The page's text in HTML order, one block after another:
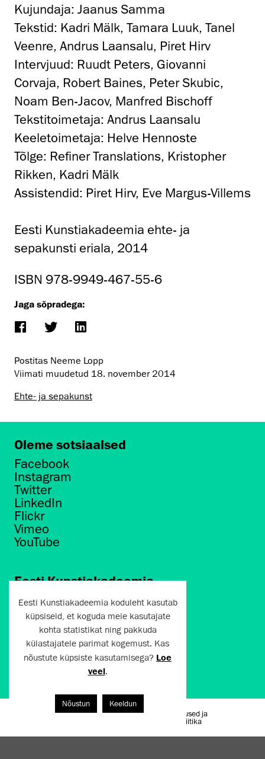
Kujundaja: Jaanus Samma
Tekstid: Kadri Mälk, Tamara Luuk, Tanel
Veenre, Andrus Laansalu, Piret Hirv
Intervjuud: Ruudt Peters, Giovanni
Corvaja, Robert Baines, Peter Skubic,
Noam Ben-Jacov, Manfred Bischoff
Tekstitoimetaja: Andrus Laansalu
Keeletoimetaja: Helve Hennoste
Tõlge: Refiner Translations, Kristopher
Rikken, Kadri Mälk
Assistendid: Piret Hirv, Eve Margus-Villems
Eesti Kunstiakadeemia ehte- ja
sepakunsti eriala, 2014
ISBN 978-9949-467-55-6
Jaga sõpradega:
Postitas Neeme Lopp
Viimati muudetud 18. november 2014
Ehte- ja sepakunst
Oleme sotsiaalsed
Facebook
Instagram
Twitter
LinkedIn
Flickr
Vimeo
YouTube
Eesti Kunstiakadeemia
Põhja puiestee 7
Tallinn 10412
artun@artun.ee
+372 6267301
Liitu uudiskirjaga!
Kasutustingimused ja
privaatsuspoliitika
Eesti Kunstiakadeemia koduleht kasutab
küpsiseid, et koguda meie kasutajate
kohta statistikat ning pakkuda
külastajatele parimat kogemust. Kas
nõustute küpsiste kasutamisega? Loe
veel.
Nõustun Keeldun